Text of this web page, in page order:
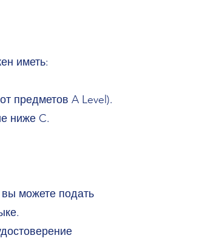
иметь:
предметов A Level).
ниже C.
можете подать